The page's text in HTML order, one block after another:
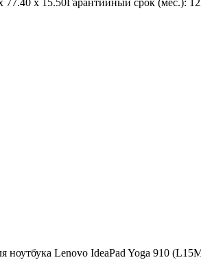
x 15.50Гарантийный срок (мес.):
ноутбука Lenovo IdeaPad Yoga 910